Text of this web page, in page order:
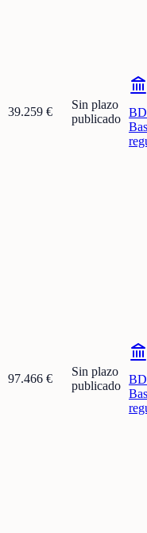
39.259 €
Sin plazo
publicado
97.466 €
Sin plazo
publicado